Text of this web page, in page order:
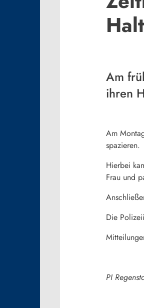
Am
ihren
Am
spazieren.
Hierbei
Frau und
Die
PI